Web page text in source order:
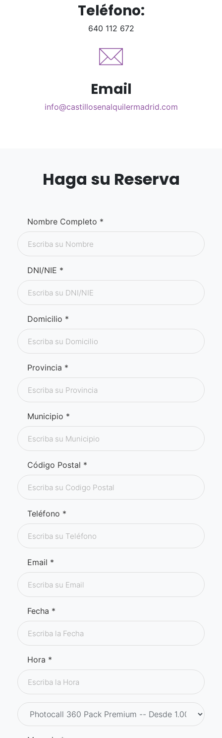
Teléfono:
640 112 672
Email
info@castillosenalquilermadrid.com
Haga su Reserva
Nombre Completo *
DNI/NIE *
Domicilio *
Provincia *
Municipio *
Código Postal *
Teléfono *
Email *
Fecha *
Hora *